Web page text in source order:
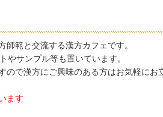
師範と交流する漢方カフェです。
やサンプル等も置いています。
ので漢方にご興味のある方はお気軽にお
ます